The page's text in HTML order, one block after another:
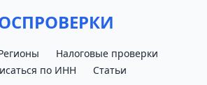
Налоговые проверки
по ИНН
Статьи